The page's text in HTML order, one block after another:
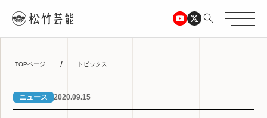
TOPページ トピックス
ニュース 2020.09.15